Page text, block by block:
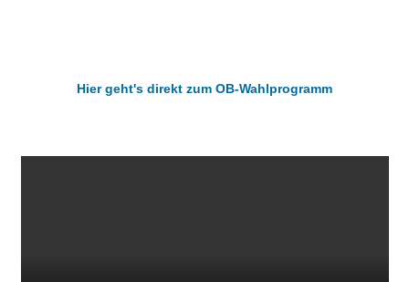
Hier geht's direkt zum OB-Wahlprogramm